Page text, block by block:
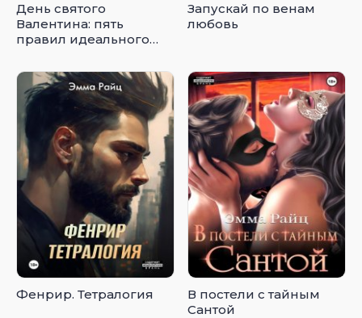
День святого
Валентина: пять
правил идеального
Запускай по венам
любовь
Фенрир. Тетралогия
В постели с тайным
Сантой